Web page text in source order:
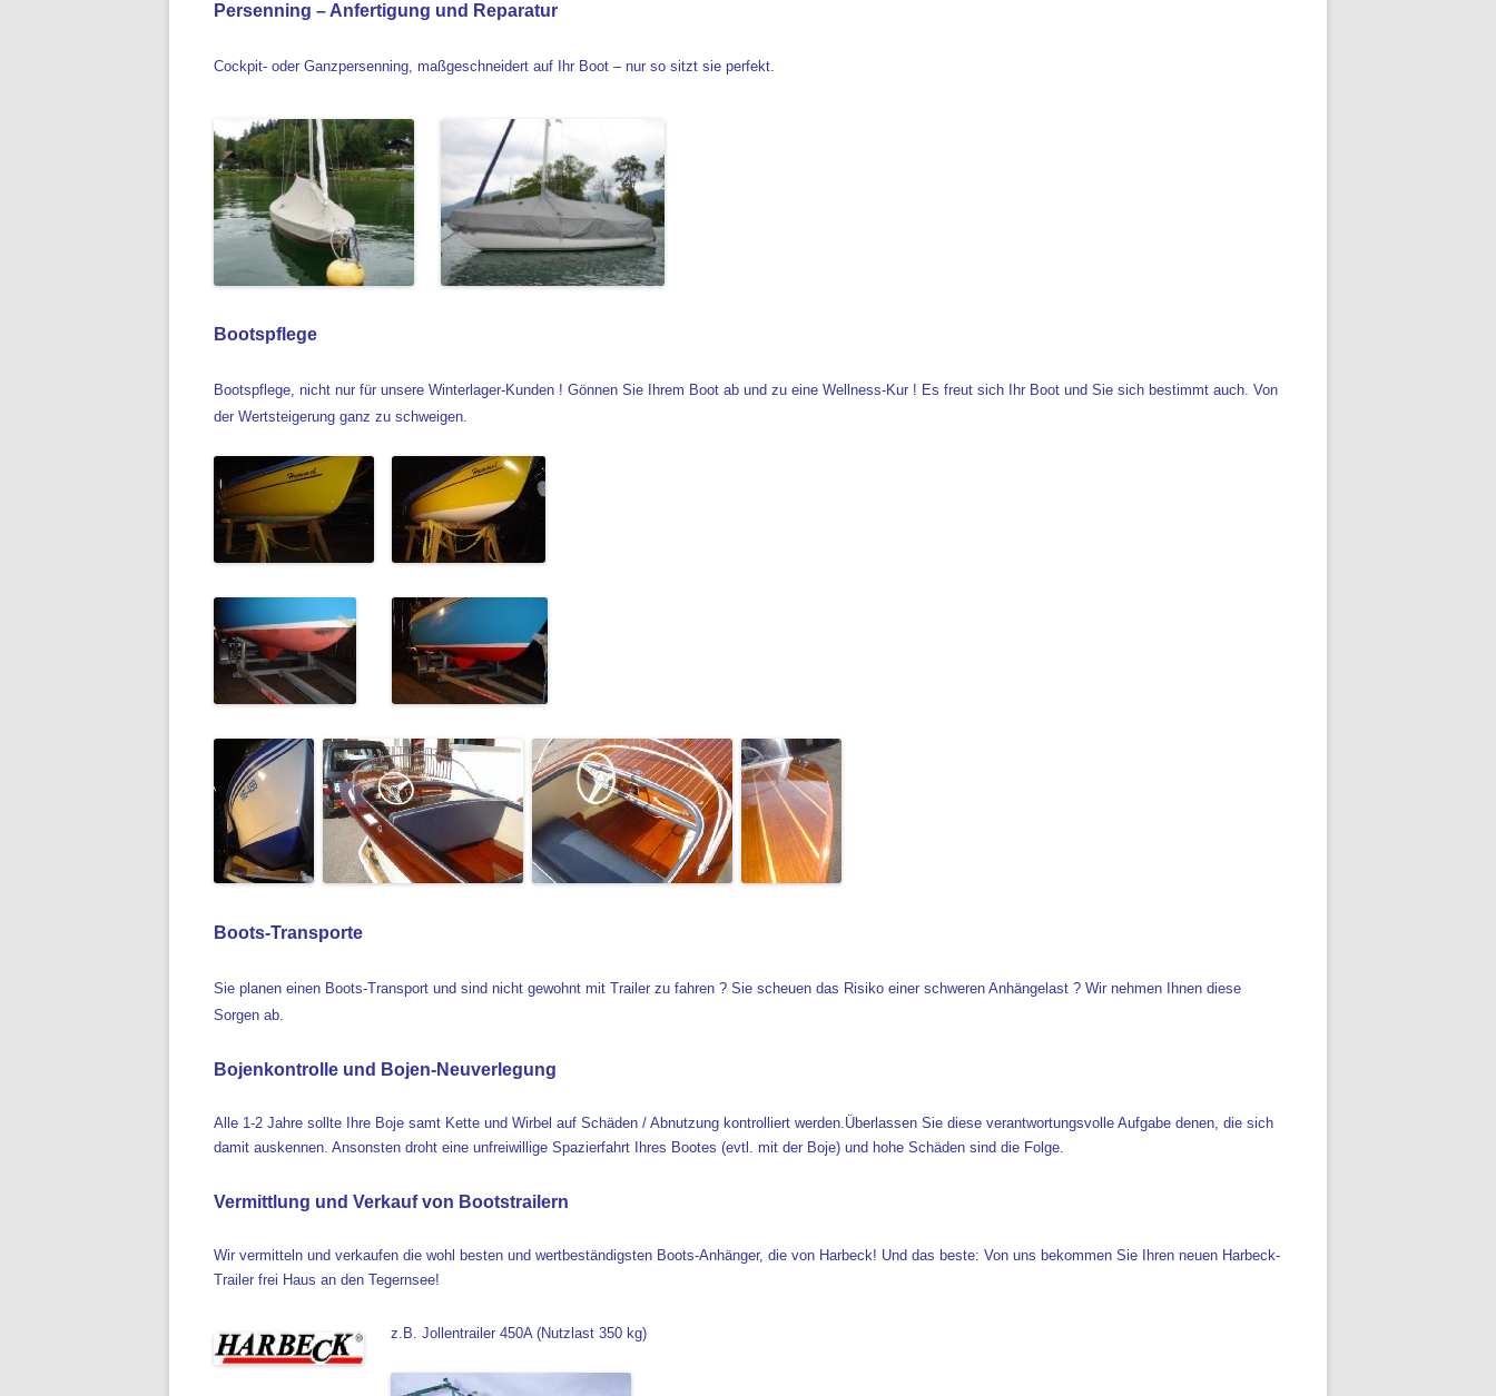
Persenning – Anfertigung und Reparatur
Cockpit- oder Ganzpersenning, maßgeschneidert auf Ihr Boot – nur so sitzt sie perfekt.
Bootspflege
Bootspflege, nicht nur für unsere Winterlager-Kunden ! Gönnen Sie Ihrem Boot ab und zu eine Wellness-Kur ! Es freut sich Ihr Boot und Sie sich bestimmt auch. Von
der Wertsteigerung ganz zu schweigen.
Boots-Transporte
Sie planen einen Boots-Transport und sind nicht gewohnt mit Trailer zu fahren ? Sie scheuen das Risiko einer schweren Anhängelast ? Wir nehmen Ihnen diese
Sorgen ab.
Bojenkontrolle und Bojen-Neuverlegung
Alle 1-2 Jahre sollte Ihre Boje samt Kette und Wirbel auf Schäden / Abnutzung kontrolliert werden.Überlassen Sie diese verantwortungsvolle Aufgabe denen, die sich
damit auskennen. Ansonsten droht eine unfreiwillige Spazierfahrt Ihres Bootes (evtl. mit der Boje) und hohe Schäden sind die Folge.
Vermittlung und Verkauf von Bootstrailern
Wir vermitteln und verkaufen die wohl besten und wertbeständigsten Boots-Anhänger, die von Harbeck! Und das beste: Von uns bekommen Sie Ihren neuen Harbeck-
Trailer frei Haus an den Tegernsee!
z.B. Jollentrailer 450A (Nutzlast 350 kg)